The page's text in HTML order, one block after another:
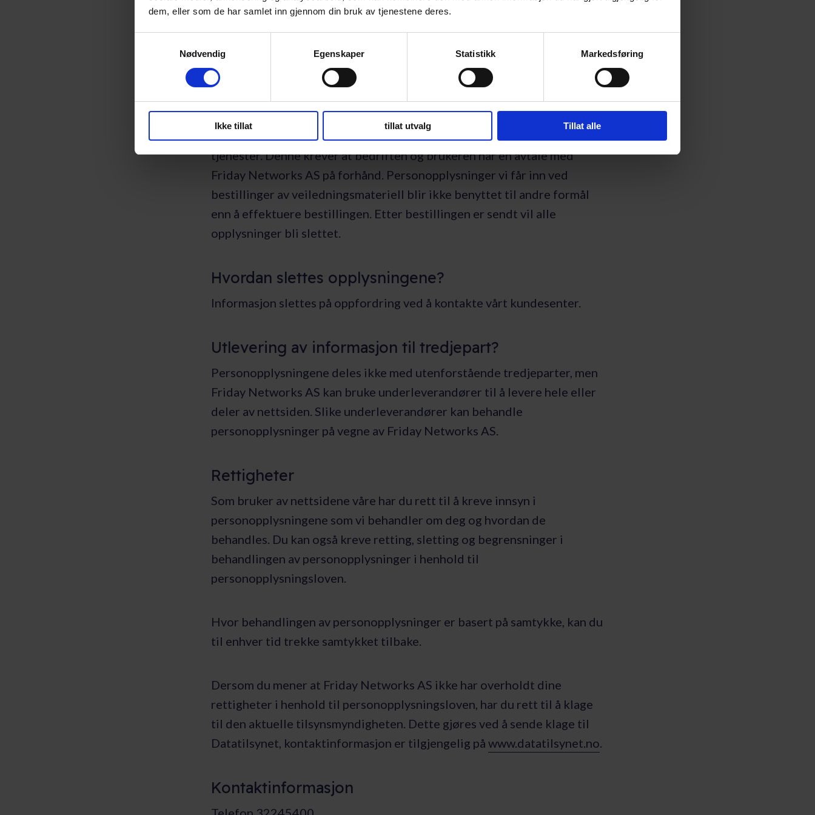
dem, eller som de har samlet inn gjennom din bruk av tjenestene deres.
Nødvendig
Egenskaper Statistikk Markedsføring
Ikke tillat tillat utvalg Tillat alle
database, deles ikke med andre og slettes når du sier opp
Bestilling av varer og tjenester gjennom vår
serviceportal ServiceNow
På nettsiden kan du ved innlogging i vår serviceportal bestille varer og
tjenester. Denne krever at bedriften og brukeren har en avtale med
Friday Networks AS på forhånd. Personopplysninger vi får inn ved
bestillinger av veiledningsmateriell blir ikke benyttet til andre formål
enn å effektuere bestillingen. Etter bestillingen er sendt vil alle
opplysninger bli slettet.
Hvordan slettes opplysningene?
Informasjon slettes på oppfordring ved å kontakte vårt kundesenter.
Utlevering av informasjon til tredjepart?
Personopplysningene deles ikke med utenforstående tredjeparter, men
Friday Networks AS kan bruke underleverandører til å levere hele eller
deler av nettsiden. Slike underleverandører kan behandle
personopplysninger på vegne av Friday Networks AS.
Rettigheter
Som bruker av nettsidene våre har du rett til å kreve innsyn i
personopplysningene som vi behandler om deg og hvordan de
behandles. Du kan også kreve retting, sletting og begrensninger i
behandlingen av personopplysninger i henhold til
personopplysningsloven.
Hvor behandlingen av personopplysninger er basert på samtykke, kan du
til enhver tid trekke samtykket tilbake.
Dersom du mener at Friday Networks AS ikke har overholdt dine
rettigheter i henhold til personopplysningsloven, har du rett til å klage
til den aktuelle tilsynsmyndigheten. Dette gjøres ved å sende klage til
Datatilsynet, kontaktinformasjon er tilgjengelig på www.datatilsynet.no
Kontaktinformasjon